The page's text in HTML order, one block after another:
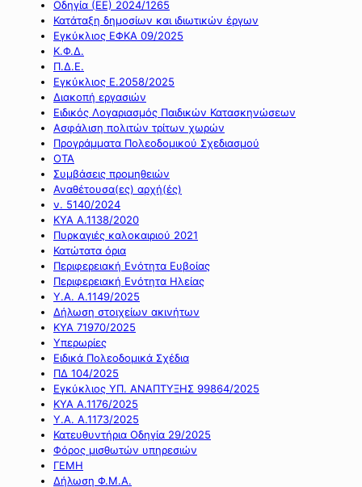
Οδηγία (ΕΕ) 2024/1265
Κατάταξη δημοσίων και ιδιωτικών έργων
Εγκύκλιος ΕΦΚΑ 09/2025
Κ.Φ.Δ.
Π.Δ.Ε.
Εγκύκλιος Ε.2058/2025
Διακοπή εργασιών
Ειδικός Λογαριασμός Παιδικών Κατασκηνώσεων
Ασφάλιση πολιτών τρίτων χωρών
Προγράμματα Πολεοδομικού Σχεδιασμού
ΟΤΑ
Συμβάσεις προμηθειών
Αναθέτουσα(ες) αρχή(ές)
ν. 5140/2024
ΚΥΑ Α.1138/2020
Πυρκαγιές καλοκαιριού 2021
Κατώτατα όρια
Περιφερειακή Ενότητα Ευβοίας
Περιφερειακή Ενότητα Ηλείας
Υ.Α. Α.1149/2025
Δήλωση στοιχείων ακινήτων
ΚΥΑ 71970/2025
Υπερωρίες
Ειδικά Πολεοδομικά Σχέδια
ΠΔ 104/2025
Εγκύκλιος ΥΠ. ΑΝΑΠΤΥΞΗΣ 99864/2025
ΚΥΑ Α.1176/2025
Υ.Α. Α.1173/2025
Κατευθυντήρια Οδηγία 29/2025
Φόρος μισθωτών υπηρεσιών
ΓΕΜΗ
Δήλωση Φ.Μ.Α.